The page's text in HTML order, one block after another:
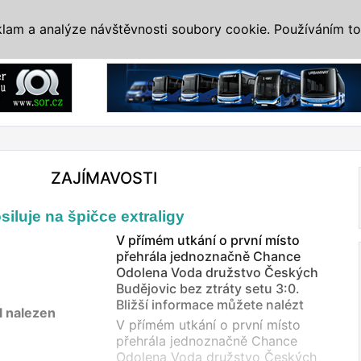
ZAJÍMAVOSTI
na špičce extraligy
nalezen
V přímém utkání o první místo
přehrála jednoznačně Chance
Odolena Voda družstvo Českých
Budějovic bez ztráty setu 3:0.
Bližší informace můžete nalézt
V přímém utkání o první místo
přehrála jednoznačně Chance
Odolena Voda družstvo Českých
a analýze návštěvnosti soubory cookie. Používáním